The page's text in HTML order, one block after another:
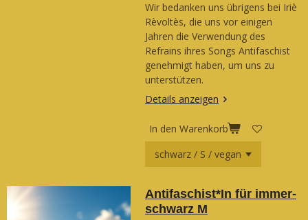
Wir bedanken uns übrigens bei Iriè
Rèvoltès, die uns vor einigen
Jahren die Verwendung des
Refrains ihres Songs Antifaschist
genehmigt haben, um uns zu
unterstützen.
Details anzeigen
In den Warenkorb
Antifaschist*In für immer-
schwarz M